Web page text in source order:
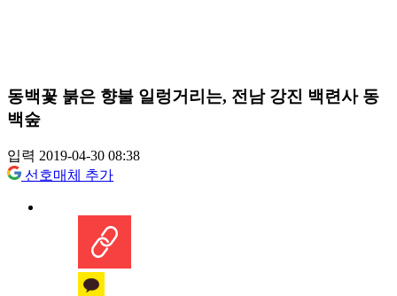
동백꽃 붉은 향불 일렁거리는, 전남 강진 백련사 동
백숲
입력 2019-04-30 08:38
선호매체 추가